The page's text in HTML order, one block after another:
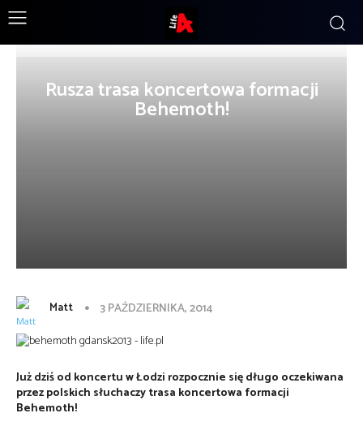
Rusza trasa koncertowa formacji
Behemoth!
Matt 3 PAŹDZIERNIKA, 2014
Już dziś od koncertu w Łodzi rozpocznie się długo oczekiwana
przez polskich słuchaczy trasa koncertowa formacji
Behemoth!